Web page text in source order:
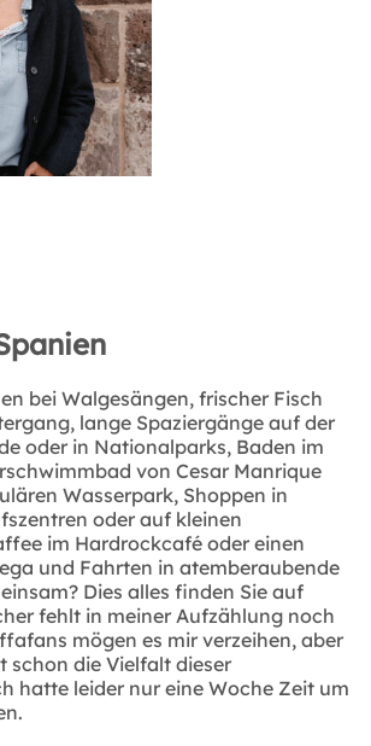
bei Walgesängen, frischer Fisch
lange Spaziergänge auf der
oder in Nationalparks, Baden im
von Cesar Manrique
Wasserpark, Shoppen in
oder auf kleinen
im Hardrockcafé oder einen
und Fahrten in atemberaubende
Dies alles finden Sie auf
fehlt in meiner Aufzählung noch
mögen es mir verzeihen, aber
schon die Vielfalt dieser
hatte leider nur eine Woche Zeit um